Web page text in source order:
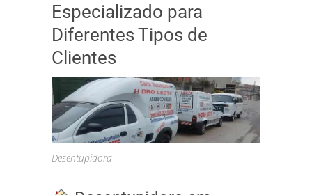
Especializado para
Diferentes Tipos de
Clientes
Desentupidora